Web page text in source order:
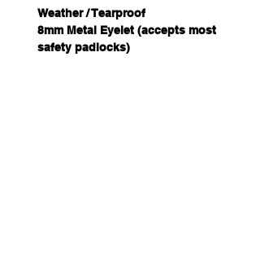
Weather / Tearproof
8mm Metal Eyelet (accepts most
safety padlocks)